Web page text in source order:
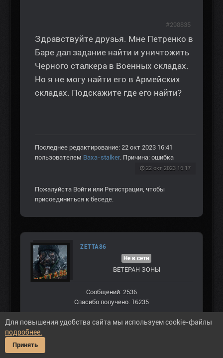
Здравствуйте друзья. Мне Петренко в
Баре дал задание найти и уничтожить
Черного сталкера в Военных складах.
Но я не могу найти его в Армейских
складах. Подскажите где его найти?
Последнее редактирование: 22 окт 2023 16:41
пользователем Baxa-stalker. Причина: ошибка
22 окт 2023 16:17
#298835
Пожалуйста Войти или Регистрация , чтобы
присоединиться к беседе.
ZETTA86
Не в сети
ВЕТЕРАН ЗOНЫ
Сообщений: 2536
Спасибо получено: 16235
Для повышения удобства сайта мы используем cookie-файлы
подробнее.
Принять